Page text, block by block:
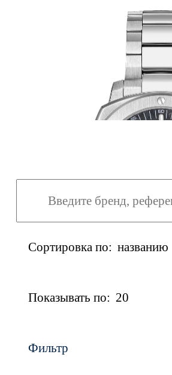
Сортировка по: названию
Показывать по: 20
Фильтр